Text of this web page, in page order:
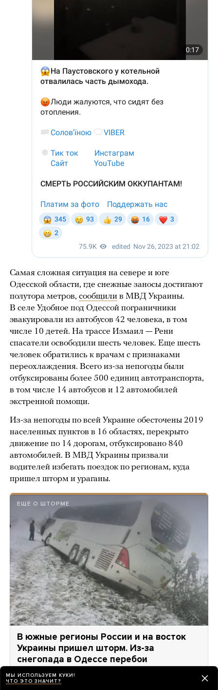
Самая сложная ситуация на севере и юге
Одесской области, где снежные заносы достигают
полутора метров, сообщили в МВД Украины.
В селе Удобное под Одессой пограничники
эвакуировали из автобусов 42 человека, в том
числе 10 детей. На трассе Измаил — Рени
спасатели освободили шесть человек. Еще шесть
человек обратились к врачам с признаками
переохлаждения. Всего из-за непогоды были
отбуксированы более 500 единиц автотранспорта,
в том числе 14 автобусов и 12 автомобилей
экстренной помощи.
Из-за непогоды по всей Украине обесточены 2019
населенных пунктов в 16 областях, перекрыто
движение по 14 дорогам, отбуксировано 840
автомобилей. В МВД Украины призвали
водителей избегать поездок по регионам, куда
пришел шторм и ураганы.
ЕЩЕ О ШТОРМЕ
В южные регионы России и на восток
Украины пришел шторм. Из-за
снегопада в Одессе перебои
море вышло из берегов, аэропорт Сочи
МЫ ИСПОЛЬЗУЕМ КУКИ!
ЧТО ЭТО ЗНАЧИТ?